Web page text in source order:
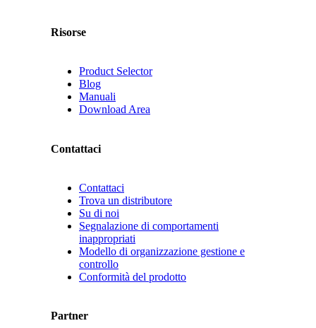
Risorse
Product Selector
Blog
Manuali
Download Area
Contattaci
Contattaci
Trova un distributore
Su di noi
Segnalazione di comportamenti
inappropriati
Modello di organizzazione gestione e
controllo
Conformità del prodotto
Partner